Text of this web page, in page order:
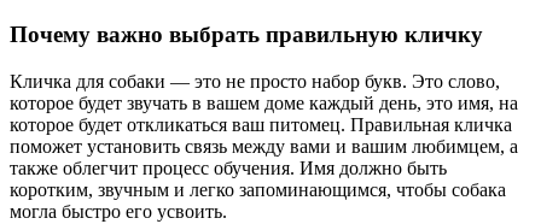
Почему важно выбрать правильную кличку
Кличка для собаки — это не просто набор букв. Это слово,
которое будет звучать в вашем доме каждый день, это имя, на
которое будет откликаться ваш питомец. Правильная кличка
поможет установить связь между вами и вашим любимцем, а
также облегчит процесс обучения. Имя должно быть
коротким, звучным и легко запоминающимся, чтобы собака
могла быстро его усвоить.